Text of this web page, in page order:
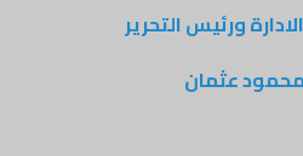
ورئيس التحرير
عثمان